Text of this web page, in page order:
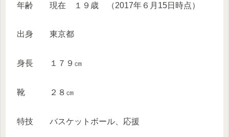
年齢 現在 １９歳 （2017年６月15日時点）
出身 東京都
身長 １７９㎝
靴 ２８㎝
特技 バスケットボール、応援